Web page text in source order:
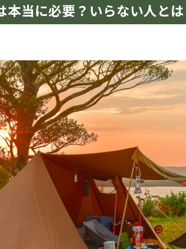
本当に必要？いらない人とは